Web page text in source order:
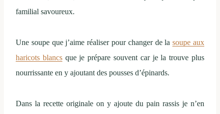
familial savoureux.
Une soupe que j’aime réaliser pour changer de lasoupe aux
haricots blancsque je prépare souvent car je la trouve plus
nourrissante en y ajoutant des pousses d’épinards.
Dans la recette originale on y ajoute du pain rassis je n’en